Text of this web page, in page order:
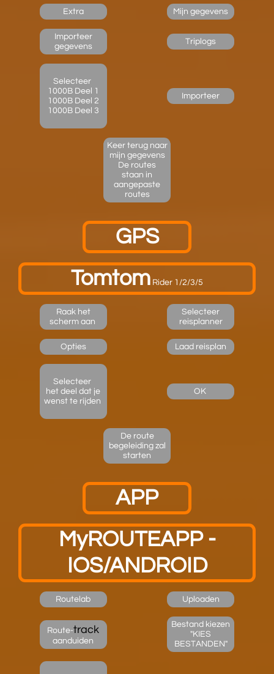
Extra Mijn gegevens
Importeer
gegevens
Triplogs
Selecteer
1000B Deel 1
1000B Deel 2
1000B Deel 3
Importeer​
Keer terug naar
mijn gegevens
De routes
staan in
aangepaste
routes​​
GPS
Tomtom Rider 1/2/3/5
Raak het
scherm aan
Selecteer
reisplanner
Opties Laad reisplan
Selecteer
het deel dat je
wenst te rijden
OK ​
De route
begeleiding zal
starten
APP
MyROUTEAPP -
IOS/ANDROID
Routelab Uploaden
Route-track
aanduiden
Bestand kiezen
"KIES
BESTANDEN"